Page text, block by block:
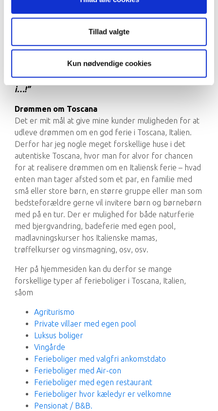
Tillad valgte
Kun nødvendige cookies
1999 har fokus været at finde gode, autentiske
ferieboliger til vores gæster.
Mit løfte til dig som kunde er derfor: ”Jeg lejer kun
ferieboliger ud, jeg selv har lyst til at holde ferie
i…!”
Drømmen om Toscana
Det er mit mål at give mine kunder muligheden for at
udleve drømmen om en god ferie i Toscana, Italien.
Derfor har jeg nogle meget forskellige huse i det
autentiske Toscana, hvor man for alvor for chancen
for at realisere drømmen om en Italiensk ferie – hvad
enten man tager afsted som et par, en familie med
små eller store børn, en større gruppe eller man som
bedsteforældre gerne vil invitere børn og børnebørn
med på en tur. Der er mulighed for både naturferie
med bjergvandring, badeferie med egen pool,
madlavningskurser hos Italienske mamas,
trøffelkurser og vinsmagning, osv, osv.
Her på hjemmesiden kan du derfor se mange
forskellige typer af ferieboliger i Toscana, Italien,
såom
Agriturismo
Private villaer med egen pool
Luksus boliger
Vingårde
Ferieboliger med valgfri ankomstdato
Ferieboliger med Air-con
Ferieboliger med egen restaurant
Ferieboliger hvor kæledyr er velkomne
Pensionat / B&B.